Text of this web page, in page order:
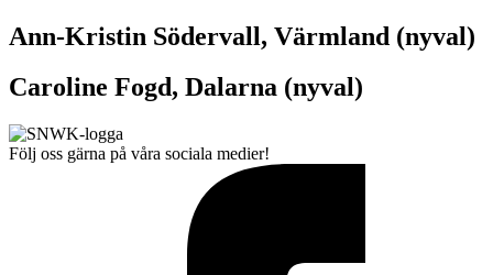
Ann-Kristin Södervall, Värmland (nyval)
Caroline Fogd, Dalarna (nyval)
Följ oss gärna på våra sociala medier!